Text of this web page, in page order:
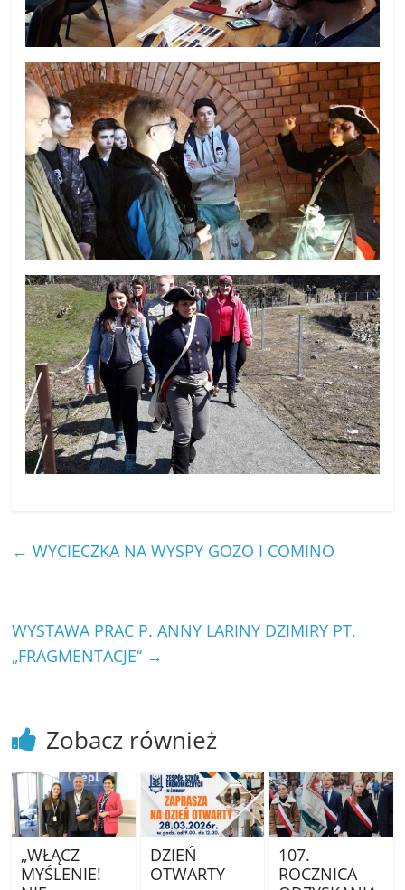
← WYCIECZKA NA WYSPY GOZO I COMINO
WYSTAWA PRAC P. ANNY LARINY DZIMIRY PT.
„FRAGMENTACJE‘‘ →
Zobacz również
„WŁĄCZ
MYŚLENIE!
DZIEŃ
OTWARTY
107.
ROCZNICA